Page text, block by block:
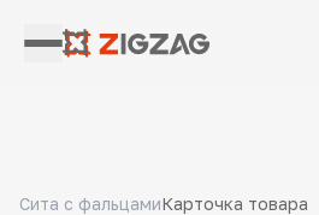
Сита с фальцамиКарточка товара